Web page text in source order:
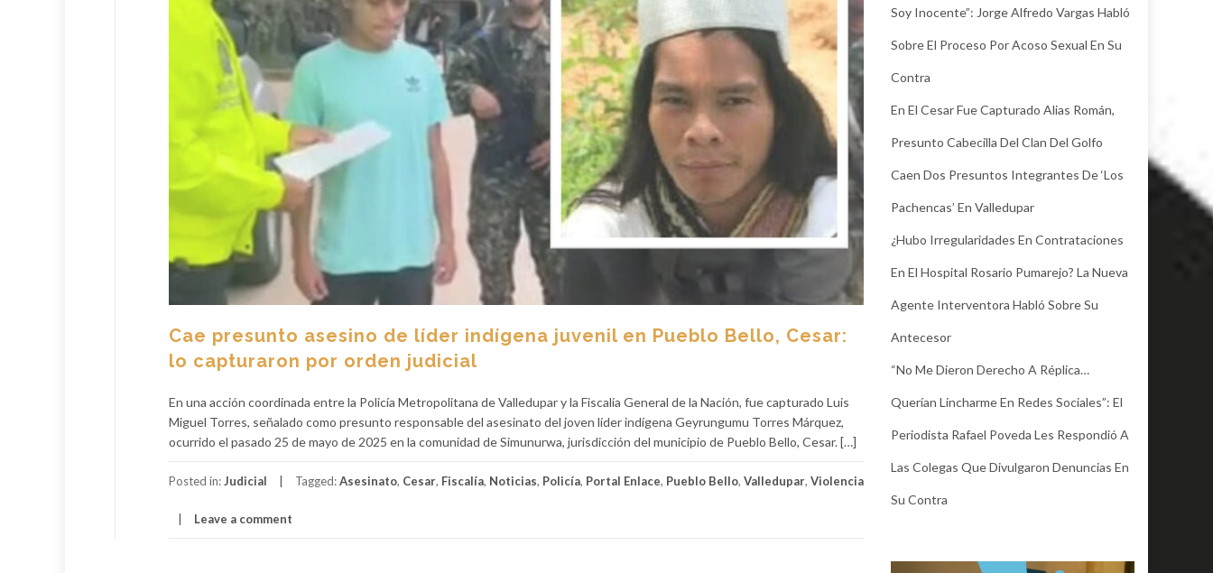
Cae presunto asesino de líder indígena juvenil en Pueblo Bello, Cesar:
lo capturaron por orden judicial
En una acción coordinada entre la Policía Metropolitana de Valledupar y la Fiscalía General de la Nación, fue capturado Luis
Miguel Torres, señalado como presunto responsable del asesinato del joven líder indígena Geyrungumu Torres Márquez,
ocurrido el pasado 25 de mayo de 2025 en la comunidad de Simunurwa, jurisdicción del municipio de Pueblo Bello, Cesar. […]
Posted in:Judicial Tagged:Asesinato, Cesar, Fiscalía, Noticias, Policía, Portal Enlace, Pueblo Bello, Valledupar, Violencia
Leave a comment
Soy Inocente”: Jorge Alfredo Vargas Habló
Sobre El Proceso Por Acoso Sexual En Su
Contra
En El Cesar Fue Capturado Alias Román,
Presunto Cabecilla Del Clan Del Golfo
Caen Dos Presuntos Integrantes De ‘Los
Pachencas’ En Valledupar
¿Hubo Irregularidades En Contrataciones
En El Hospital Rosario Pumarejo? La Nueva
Agente Interventora Habló Sobre Su
Antecesor
“No Me Dieron Derecho A Réplica…
Querían Lincharme En Redes Sociales”: El
Periodista Rafael Poveda Les Respondió A
Las Colegas Que Divulgaron Denuncias En
Su Contra